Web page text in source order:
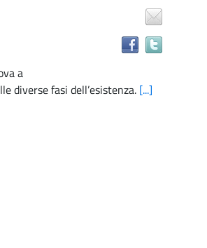
a
diverse fasi dell’esistenza. [...]